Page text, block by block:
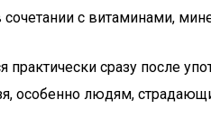
с витаминами,
практически сразу после
особенно людям,